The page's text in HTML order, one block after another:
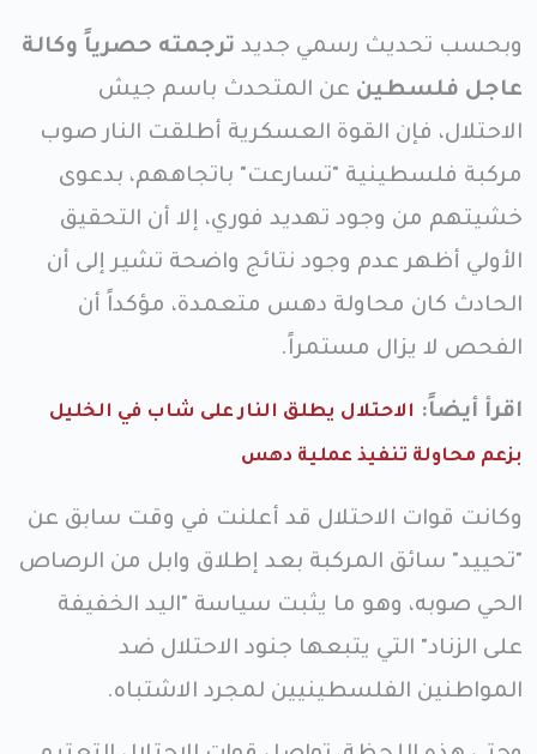
وبحسب تحديث رسمي جديد ترجمته حصرياً وكالة
عاجل فلسطين عن المتحدث باسم جيش
الاحتلال، فإن القوة العسكرية أطلقت النار صوب
مركبة فلسطينية "تسارعت" باتجاههم، بدعوى
خشيتهم من وجود تهديد فوري، إلا أن التحقيق
الأولي أظهر عدم وجود نتائج واضحة تشير إلى أن
الحادث كان محاولة دهس متعمدة، مؤكداً أن
الفحص لا يزال مستمراً.
اقرأ أيضاً: الاحتلال يطلق النار على شاب في الخليل
بزعم محاولة تنفيذ عملية دهس
وكانت قوات الاحتلال قد أعلنت في وقت سابق عن
"تحييد" سائق المركبة بعد إطلاق وابل من الرصاص
الحي صوبه، وهو ما يثبت سياسة "اليد الخفيفة
على الزناد" التي يتبعها جنود الاحتلال ضد
المواطنين الفلسطينيين لمجرد الاشتباه.